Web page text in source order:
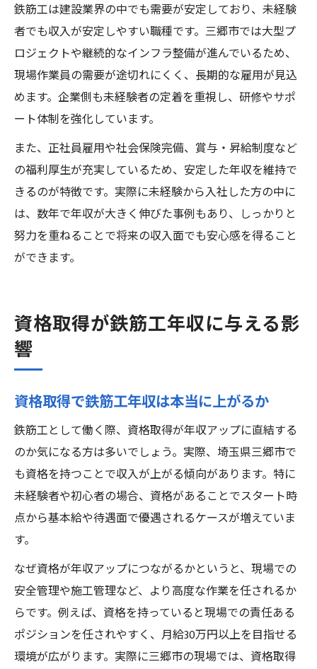
鉄筋工は建設業界の中でも需要が安定しており、未経験
者でも収入が安定しやすい職種です。三郷市では大型プ
ロジェクトや継続的なインフラ整備が進んでいるため、
現場作業員の需要が途切れにくく、長期的な雇用が見込
めます。企業側も未経験者の定着を重視し、研修やサポ
ート体制を強化しています。
また、正社員雇用や社会保険完備、賞与・昇給制度など
の福利厚生が充実しているため、安定した年収を維持で
きるのが特徴です。実際に未経験から入社した方の中に
は、数年で年収が大きく伸びた事例もあり、しっかりと
努力を重ねることで将来の収入面でも安心感を得ること
ができます。
資格取得が鉄筋工年収に与える影
響
資格取得で鉄筋工年収は本当に上がるか
鉄筋工として働く際、資格取得が年収アップに直結する
のか気になる方は多いでしょう。実際、埼玉県三郷市で
も資格を持つことで収入が上がる傾向があります。特に
未経験者や初心者の場合、資格があることでスタート時
点から基本給や待遇面で優遇されるケースが増えていま
す。
なぜ資格が年収アップにつながるかというと、現場での
安全管理や施工管理など、より高度な作業を任されるか
らです。例えば、資格を持っていると現場での責任ある
ポジションを任されやすく、月給30万円以上を目指せる
環境が広がります。実際に三郷市の現場では、資格取得